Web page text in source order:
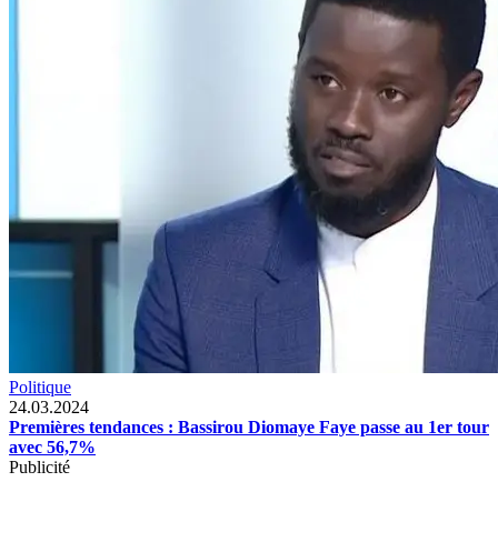
Politique
24.03.2024
Premières tendances : Bassirou Diomaye Faye passe au 1er tour
avec 56,7%
Publicité